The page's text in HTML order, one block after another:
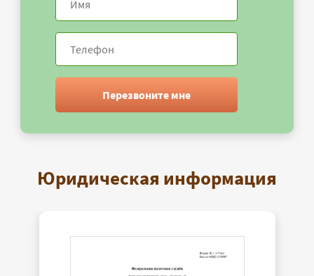
Перезвоните мне
Юридическая информация